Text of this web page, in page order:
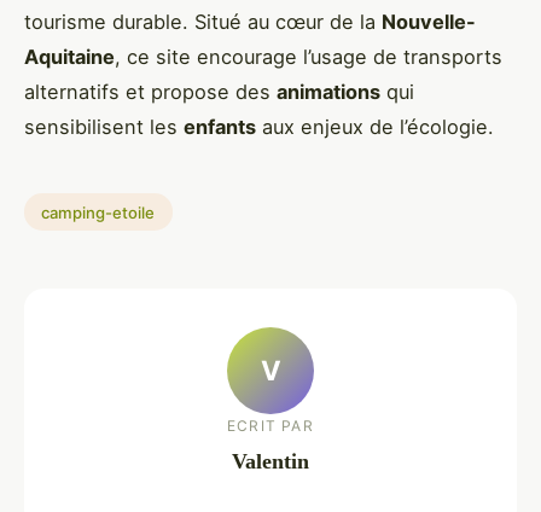
tourisme durable. Situé au cœur de la Nouvelle-
Aquitaine, ce site encourage l’usage de transports
alternatifs et propose des animations qui
sensibilisent les enfants aux enjeux de l’écologie.
camping-etoile
V
ECRIT PAR
Valentin